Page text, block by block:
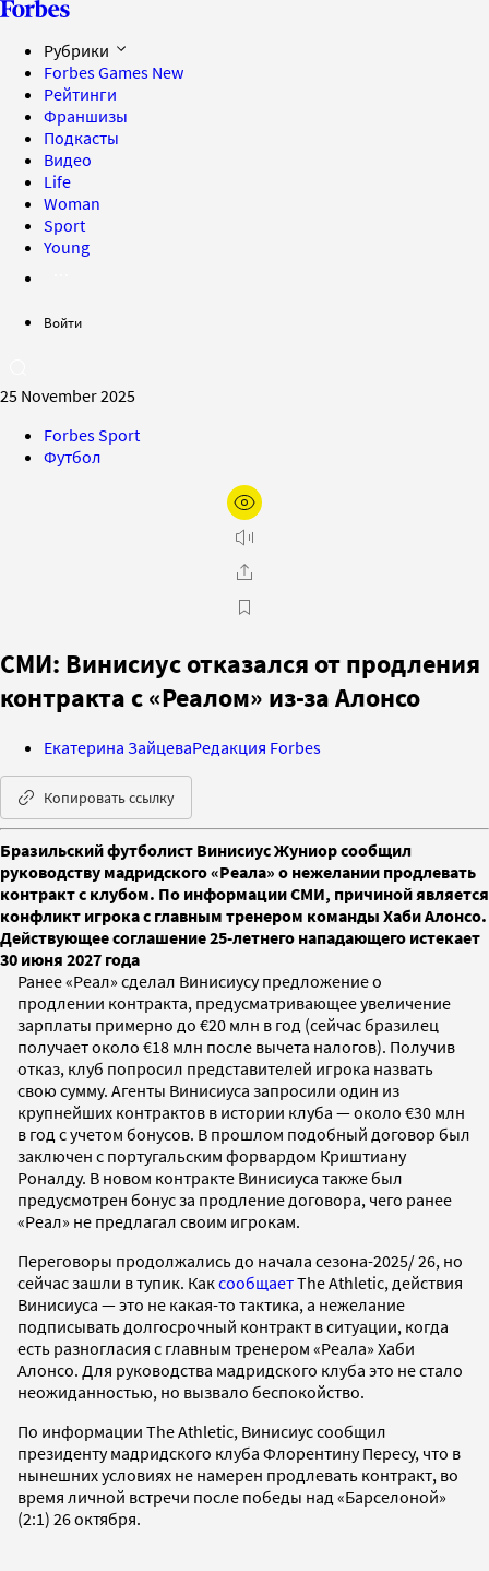
Рубрики
Forbes Games New
Рейтинги
Франшизы
Подкасты
Видео
Life
Woman
Sport
Young
Войти
25 November 2025
Forbes Sport
Футбол
СМИ: Винисиус отказался от продления
контракта с «Реалом» из-за Алонсо
Екатерина ЗайцеваРедакция Forbes
Копировать ссылку
Бразильский футболист Винисиус Жуниор сообщил
руководству мадридского «Реала» о нежелании продлевать
контракт с клубом. По информации СМИ, причиной является
конфликт игрока с главным тренером команды Хаби Алонсо.
Действующее соглашение 25-летнего нападающего истекает
30 июня 2027 года
Ранее «Реал» сделал Винисиусу предложение о
продлении контракта, предусматривающее увеличение
зарплаты примерно до €20 млн в год (сейчас бразилец
получает около €18 млн после вычета налогов). Получив
отказ, клуб попросил представителей игрока назвать
свою сумму. Агенты Винисиуса запросили один из
крупнейших контрактов в истории клуба — около €30 млн
в год с учетом бонусов. В прошлом подобный договор был
заключен с португальским форвардом Криштиану
Роналду. В новом контракте Винисиуса также был
предусмотрен бонус за продление договора, чего ранее
«Реал» не предлагал своим игрокам.
Переговоры продолжались до начала сезона-2025/ 26, но
сейчас зашли в тупик. КаксообщаетThe Athletic, действия
Винисиуса — это не какая-то тактика, а нежелание
подписывать долгосрочный контракт в ситуации, когда
есть разногласия с главным тренером «Реала» Хаби
Алонсо. Для руководства мадридского клуба это не стало
неожиданностью, но вызвало беспокойство.
По информации The Athletic, Винисиус сообщил
президенту мадридского клуба Флорентину Пересу, что в
нынешних условиях не намерен продлевать контракт, во
время личной встречи после победы над «Барселоной»
(2:1) 26 октября.